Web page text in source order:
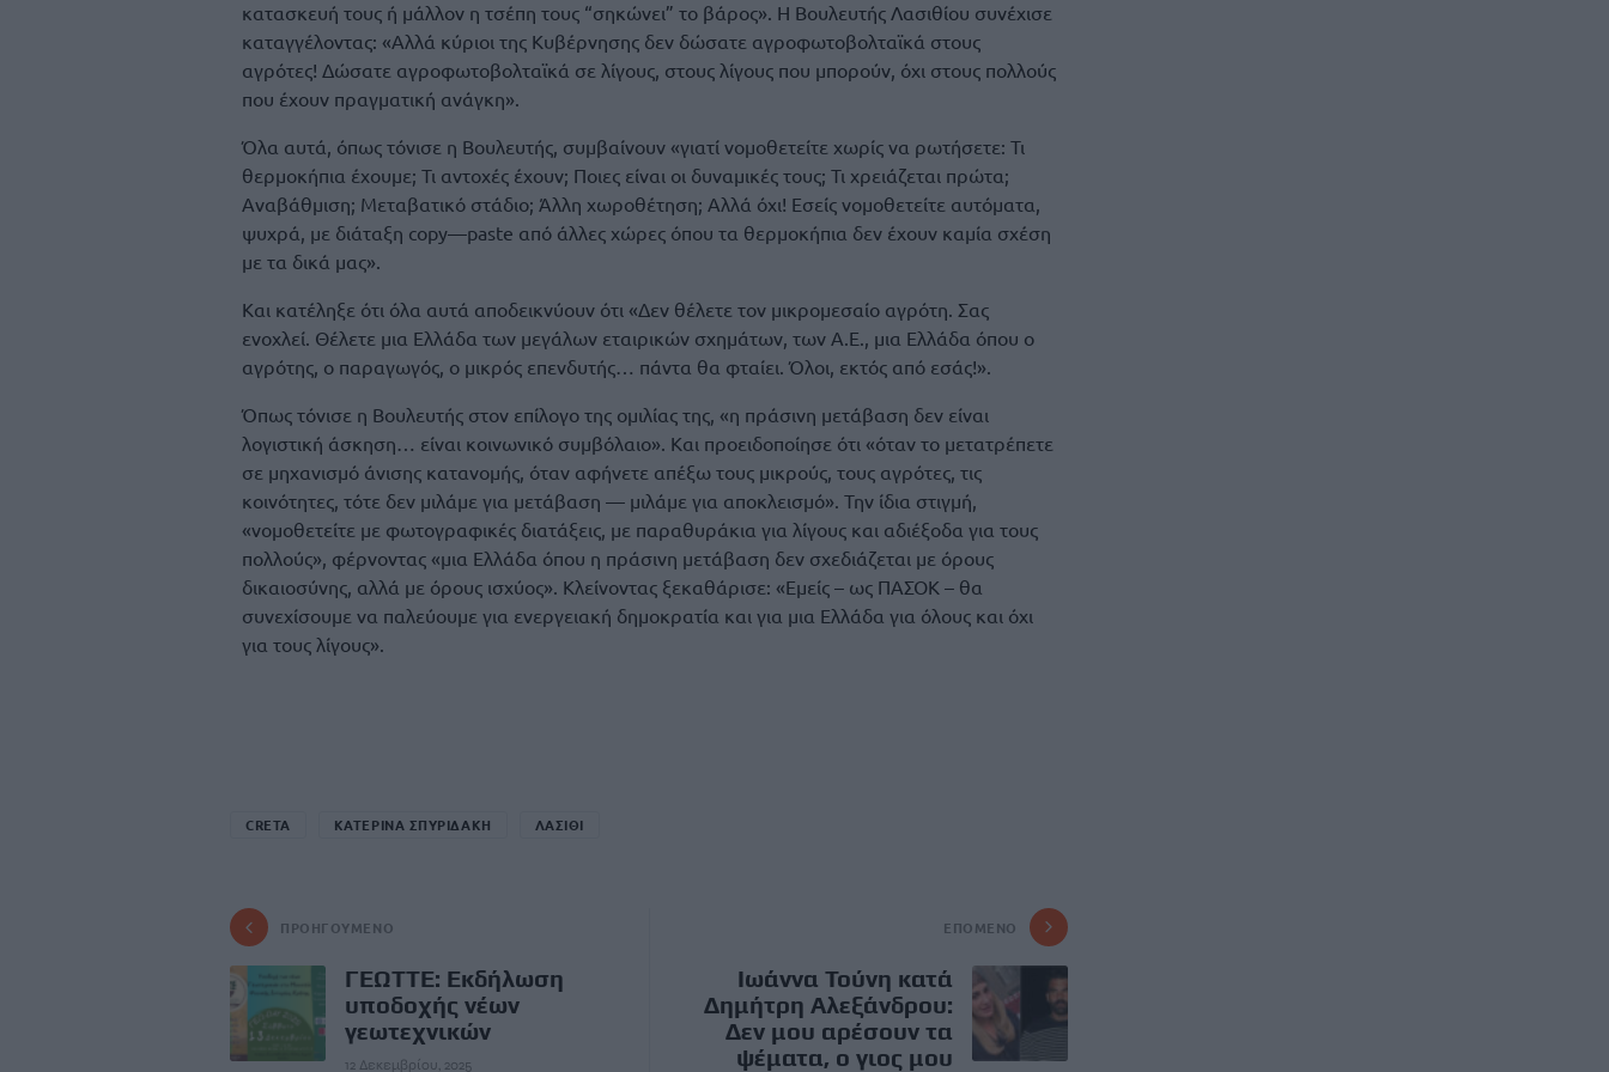
κατασκευή τους ή μάλλον η τσέπη τους “σηκώνει” το βάρος». Η Βουλευτής Λασιθίου συνέχισε
καταγγέλοντας: «Αλλά κύριοι της Κυβέρνησης δεν δώσατε αγροφωτοβολταϊκά στους
αγρότες! Δώσατε αγροφωτοβολταϊκά σε λίγους, στους λίγους που μπορούν, όχι στους πολλούς
που έχουν πραγματική ανάγκη».
Όλα αυτά, όπως τόνισε η Βουλευτής, συμβαίνουν «γιατί νομοθετείτε χωρίς να ρωτήσετε: Τι
θερμοκήπια έχουμε; Τι αντοχές έχουν; Ποιες είναι οι δυναμικές τους; Τι χρειάζεται πρώτα;
Αναβάθμιση; Μεταβατικό στάδιο; Άλλη χωροθέτηση; Αλλά όχι! Εσείς νομοθετείτε αυτόματα,
ψυχρά, με διάταξη copy—paste από άλλες χώρες όπου τα θερμοκήπια δεν έχουν καμία σχέση
με τα δικά μας».
Και κατέληξε ότι όλα αυτά αποδεικνύουν ότι «Δεν θέλετε τον μικρομεσαίο αγρότη. Σας
ενοχλεί. Θέλετε μια Ελλάδα των μεγάλων εταιρικών σχημάτων, των Α.Ε., μια Ελλάδα όπου ο
αγρότης, ο παραγωγός, ο μικρός επενδυτής… πάντα θα φταίει. Όλοι, εκτός από εσάς!».
Όπως τόνισε η Βουλευτής στον επίλογο της ομιλίας της, «η πράσινη μετάβαση δεν είναι
λογιστική άσκηση… είναι κοινωνικό συμβόλαιο». Και προειδοποίησε ότι «όταν το μετατρέπετε
σε μηχανισμό άνισης κατανομής, όταν αφήνετε απέξω τους μικρούς, τους αγρότες, τις
κοινότητες, τότε δεν μιλάμε για μετάβαση — μιλάμε για αποκλεισμό». Την ίδια στιγμή,
«νομοθετείτε με φωτογραφικές διατάξεις, με παραθυράκια για λίγους και αδιέξοδα για τους
πολλούς», φέρνοντας «μια Ελλάδα όπου η πράσινη μετάβαση δεν σχεδιάζεται με όρους
δικαιοσύνης, αλλά με όρους ισχύος». Κλείνοντας ξεκαθάρισε: «Εμείς – ως ΠΑΣΟΚ – θα
συνεχίσουμε να παλεύουμε για ενεργειακή δημοκρατία και για μια Ελλάδα για όλους και όχι
για τους λίγους».
CRETA ΚΑΤΕΡΙΝΑ ΣΠΥΡΙΔΑΚΗ ΛΑΣΙΘΙ
ΠΡΟΗΓΟΎΜΕΝΟ
ΓΕΩΤΤΕ: Εκδήλωση
υποδοχής νέων
γεωτεχνικών
12 Δεκεμβρίου, 2025
ΕΠΌΜΕΝΟ
Ιωάννα Τούνη κατά
Δημήτρη Αλεξάνδρου:
Δεν μου αρέσουν τα
ψέματα, ο γιος μου